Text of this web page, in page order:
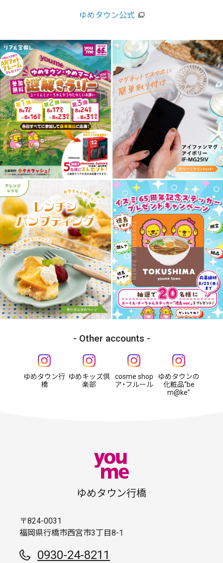
ゆめタウン公式
Other accounts
ゆめタウン行
橋
ゆめキッズ倶
楽部
cosme shop
ア・フルール
ゆめタウンの
化粧品“be
m@ke”
ゆめタウン行橋
〒824-0031
福岡県行橋市西宮市3丁目8-1
0930-24-8211